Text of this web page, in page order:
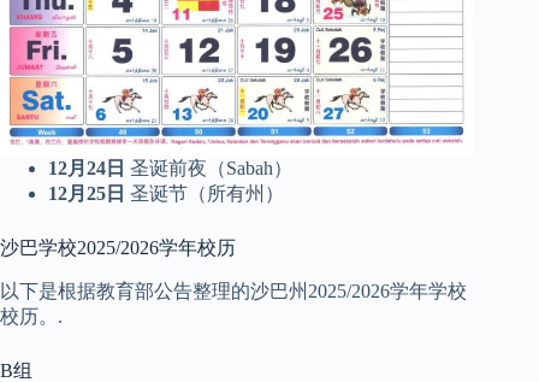
12月24日 圣诞前夜（Sabah）
12月25日 圣诞节（所有州）
沙巴学校2025/2026学年校历
以下是根据教育部公告整理的沙巴州2025/2026学年学校
校历。.
B组